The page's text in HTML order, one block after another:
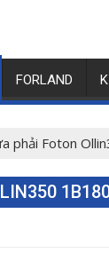
FORLAND
phải Foton